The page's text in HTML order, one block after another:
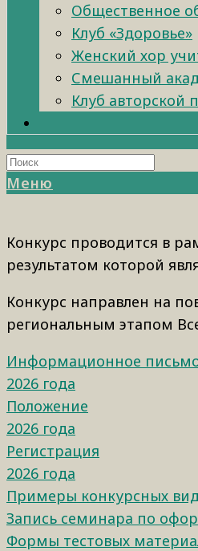
Общественное
Клуб «Здоровье»
Женский хор
Смешанный
Клуб авторской
Меню
Конкурс проводится в
результатом которой
Конкурс направлен на
региональным этапом
Информационное
2026 года
Положение
2026 года
Регистрация
2026 года
Примеры конкурсных
Запись семинара по
Формы тестовых